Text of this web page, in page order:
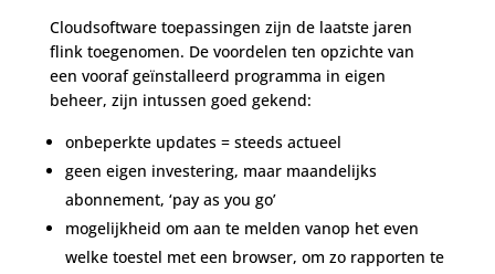
Cloudsoftware toepassingen zijn de laatste jaren
flink toegenomen. De voordelen ten opzichte van
een vooraf geïnstalleerd programma in eigen
beheer, zijn intussen goed gekend:
onbeperkte updates = steeds actueel
geen eigen investering, maar maandelijks
abonnement, ‘pay as you go’
mogelijkheid om aan te melden vanop het even
welke toestel met een browser, om zo rapporten te